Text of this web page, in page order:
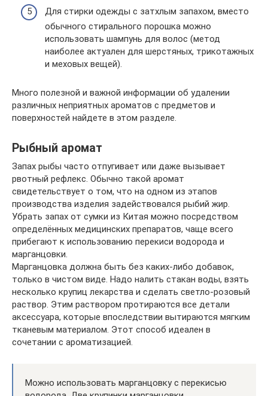
Для стирки одежды с затхлым запахом, вместо
обычного стирального порошка можно
использовать шампунь для волос (метод
наиболее актуален для шерстяных, трикотажных
и меховых вещей).
Много полезной и важной информации об удалении
различных неприятных ароматов с предметов и
поверхностей найдете в этом разделе.
Рыбный аромат
Запах рыбы часто отпугивает или даже вызывает
рвотный рефлекс. Обычно такой аромат
свидетельствует о том, что на одном из этапов
производства изделия задействовался рыбий жир.
Убрать запах от сумки из Китая можно посредством
определённых медицинских препаратов, чаще всего
прибегают к использованию перекиси водорода и
марганцовки.
Марганцовка должна быть без каких-либо добавок,
только в чистом виде. Надо налить стакан воды, взять
несколько крупиц лекарства и сделать светло-розовый
раствор. Этим раствором протираются все детали
аксессуара, которые впоследствии вытираются мягким
тканевым материалом. Этот способ идеален в
сочетании с ароматизацией.
Можно использовать марганцовку с перекисью